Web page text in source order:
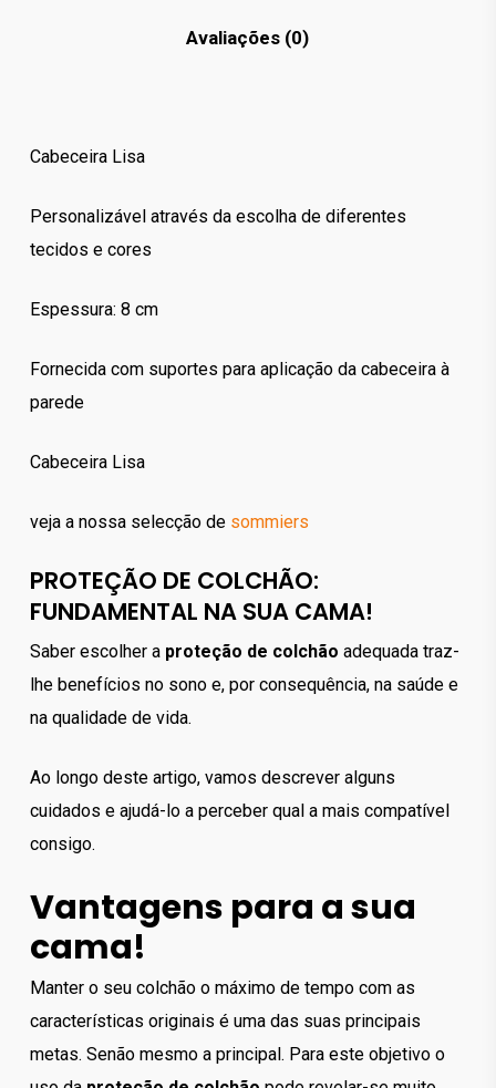
Avaliações (0)
Cabeceira Lisa
Personalizável através da escolha de diferentes
tecidos e cores
Espessura: 8 cm
Fornecida com suportes para aplicação da cabeceira à
parede
Cabeceira Lisa
veja a nossa selecção de sommiers
PROTEÇÃO DE COLCHÃO:
FUNDAMENTAL NA SUA CAMA!
Saber escolher a proteção de colchão adequada traz-
lhe benefícios no sono e, por consequência, na saúde e
na qualidade de vida.
Ao longo deste artigo, vamos descrever alguns
cuidados e ajudá-lo a perceber qual a mais compatível
consigo.
Vantagens para a sua
cama!
Manter o seu colchão o máximo de tempo com as
características originais é uma das suas principais
metas. Senão mesmo a principal. Para este objetivo o